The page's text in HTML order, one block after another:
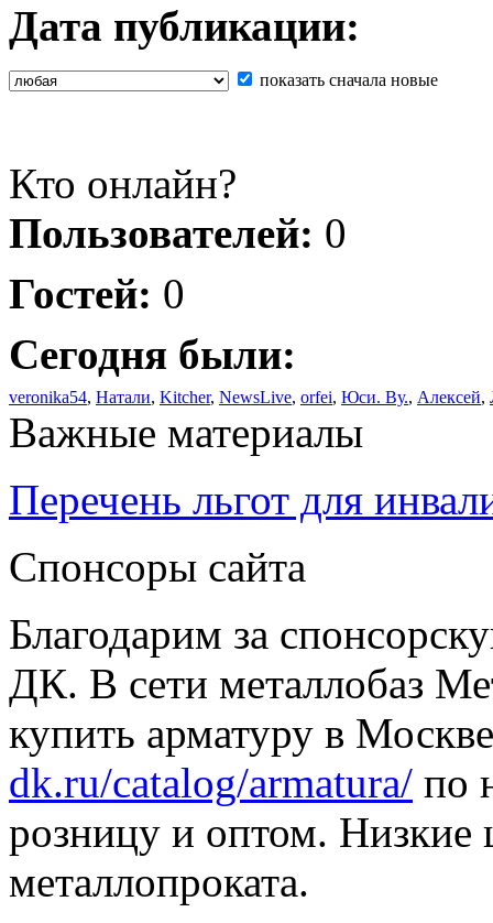
Дата публикации:
показать сначала новые
Кто онлайн?
Пользователей: 0
Гостей: 0
Сегодня были:
veronika54, Натали, Kitcher, NewsLive, orfei, Юси. Ву., Алексей,
Важные материалы
Перечень льгот для
Спонсоры сайта
Благодарим за
ДК. В сети металлобаз
купить арматуру в
dk.ru/catalog/armatura/ по
розницу и оптом. Низкие
металлопроката.